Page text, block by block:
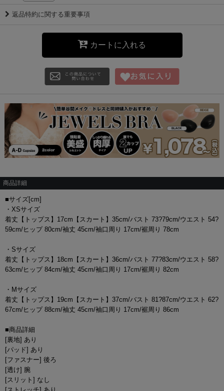
返品特約に関する重要事項
カートに入れる
商品詳細
■サイズ[cm]
・XSサイズ
着丈【トップス】17cm【スカート】35cm/バスト 73?79cm/ウエスト 54?
59cm/ヒップ 80cm/袖丈 45cm/袖口周り 17cm/裾周り 78cm
・Sサイズ
着丈【トップス】18cm【スカート】36cm/バスト 77?83cm/ウエスト 58?
63cm/ヒップ 84cm/袖丈 45cm/袖口周り 17cm/裾周り 82cm
・Mサイズ
着丈【トップス】19cm【スカート】37cm/バスト 81?87cm/ウエスト 62?
67cm/ヒップ 88cm/袖丈 45cm/袖口周り 17cm/裾周り 86cm
■商品詳細
[裏地] あり
[パッド] あり
[ファスナー] 後ろ
[透け] 腕
[スリット] なし